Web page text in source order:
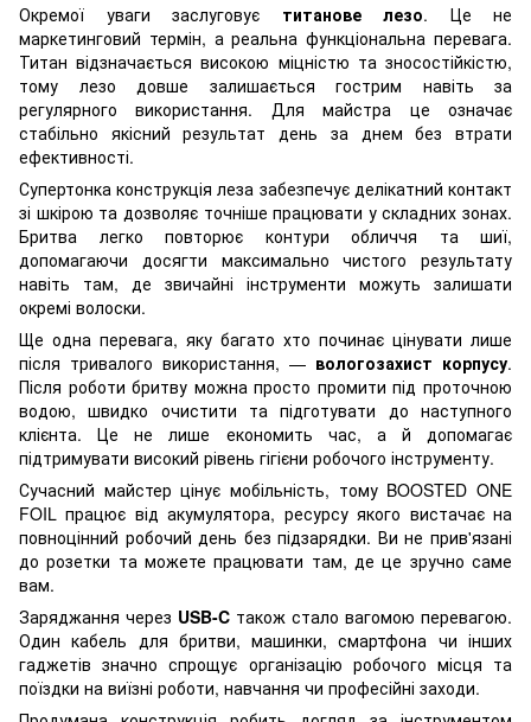
Окремої уваги заслуговує титанове лезо. Це не
маркетинговий термін, а реальна функціональна перевага.
Титан відзначається високою міцністю та зносостійкістю,
тому лезо довше залишається гострим навіть за
регулярного використання. Для майстра це означає
стабільно якісний результат день за днем без втрати
ефективності.
Супертонка конструкція леза забезпечує делікатний контакт
зі шкірою та дозволяє точніше працювати у складних зонах.
Бритва легко повторює контури обличчя та шиї,
допомагаючи досягти максимально чистого результату
навіть там, де звичайні інструменти можуть залишати
окремі волоски.
Ще одна перевага, яку багато хто починає цінувати лише
після тривалого використання, — вологозахист корпусу.
Після роботи бритву можна просто промити під проточною
водою, швидко очистити та підготувати до наступного
клієнта. Це не лише економить час, а й допомагає
підтримувати високий рівень гігієни робочого інструменту.
Сучасний майстер цінує мобільність, тому BOOSTED ONE
FOIL працює від акумулятора, ресурсу якого вистачає на
повноцінний робочий день без підзарядки. Ви не прив'язані
до розетки та можете працювати там, де це зручно саме
вам.
Заряджання через USB-C також стало вагомою перевагою.
Один кабель для бритви, машинки, смартфона чи інших
гаджетів значно спрощує організацію робочого місця та
поїздки на виїзні роботи, навчання чи професійні заходи.